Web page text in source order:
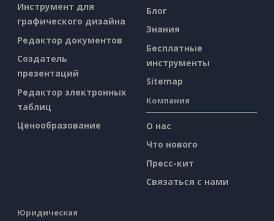
Инструмент для
графического дизайна
Редактор документов
Создатель
презентаций
Редактор электронных
таблиц
Ценообразование
Блог
Знания
Бесплатные
инструменты
Sitemap
Компания
О нас
Что нового
Пресс-кит
Связаться с нами
Юридическая